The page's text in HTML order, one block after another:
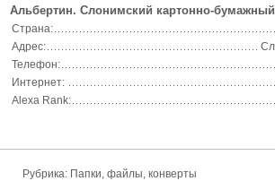
Альбертин. Слонимский картонно-
Страна:
Адрес:
Телефон:
Интернет:
Alexa Rank:
Рубрика: Папки, файлы, конверты